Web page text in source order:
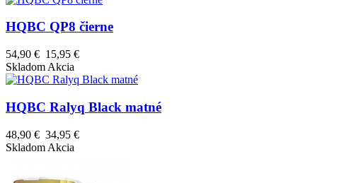
HQBC QP8 čierne
54,90 € 15,95 €
Skladom Akcia
HQBC Ralyq Black matné
48,90 € 34,95 €
Skladom Akcia